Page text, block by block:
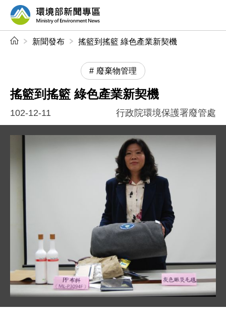
前往中央內容區塊
環境部新聞專區
新聞發布 搖籃到搖籃 綠色產業新契機
廢棄物管理
搖籃到搖籃 綠色產業新契機
102-12-11 行政院環境保護署廢管處